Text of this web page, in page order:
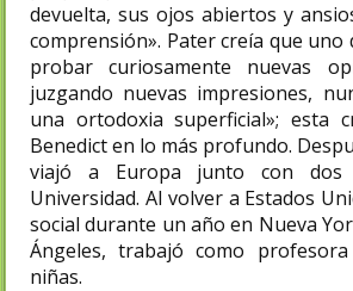
devuelta, sus ojos abiertos y
comprensión». Pater creía que uno
probar curiosamente nuevas
juzgando nuevas impresiones,
una ortodoxia superficial»; esta
Benedict en lo más profundo.
viajó a Europa junto con dos
Universidad. Al volver a Estados
social durante un año en Nueva
Ángeles, trabajó como
niñas.